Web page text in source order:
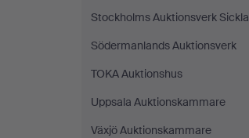
Stockholms Auktionsverk Sickla
Södermanlands Auktionsverk
TOKA Auktionshus
Uppsala Auktionskammare
Växjö Auktionskammare